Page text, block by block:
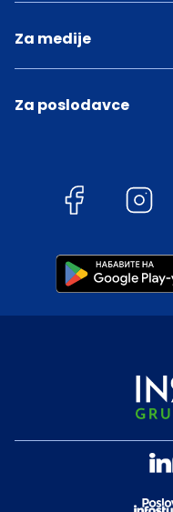
Za medije
Za poslodavce